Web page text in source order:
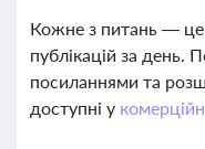
Кожне з питань — це
публікацій за день.
посиланнями та
доступні у